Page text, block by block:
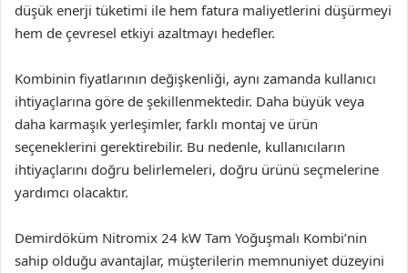
düşük enerji tüketimi ile hem fatura maliyetlerini düşürmeyi
hem de çevresel etkiyi azaltmayı hedefler.
Kombinin fiyatlarının değişkenliği, aynı zamanda kullanıcı
ihtiyaçlarına göre de şekillenmektedir. Daha büyük veya
daha karmaşık yerleşimler, farklı montaj ve ürün
seçeneklerini gerektirebilir. Bu nedenle, kullanıcıların
ihtiyaçlarını doğru belirlemeleri, doğru ürünü seçmelerine
yardımcı olacaktır.
Demirdöküm Nitromix 24 kW Tam Yoğuşmalı Kombi’nin
sahip olduğu avantajlar, müşterilerin memnuniyet düzeyini